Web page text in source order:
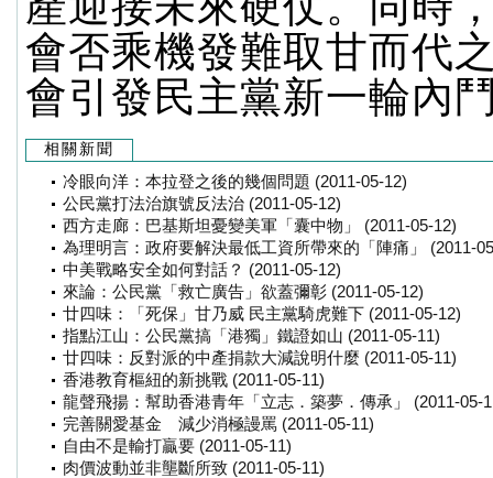
會否乘機發難取甘而代
會引發民主黨新一輪內
相關新聞
冷眼向洋：本拉登之後的幾個問題 (2011-05-12)
公民黨打法治旗號反法治 (2011-05-12)
西方走廊：巴基斯坦憂變美軍「囊中物」 (2011-05-12)
為理明言：政府要解決最低工資所帶來的「陣痛」 (2011-
中美戰略安全如何對話？ (2011-05-12)
來論：公民黨「救亡廣告」欲蓋彌彰 (2011-05-12)
廿四味：「死保」甘乃威 民主黨騎虎難下 (2011-05-12)
指點江山：公民黨搞「港獨」鐵證如山 (2011-05-11)
廿四味：反對派的中產捐款大減說明什麼 (2011-05-11)
香港教育樞紐的新挑戰 (2011-05-11)
龍聲飛揚：幫助香港青年「立志．築夢．傳承」 (2011-05-
完善關愛基金 減少消極謾罵 (2011-05-11)
自由不是輸打贏要 (2011-05-11)
肉價波動並非壟斷所致 (2011-05-11)